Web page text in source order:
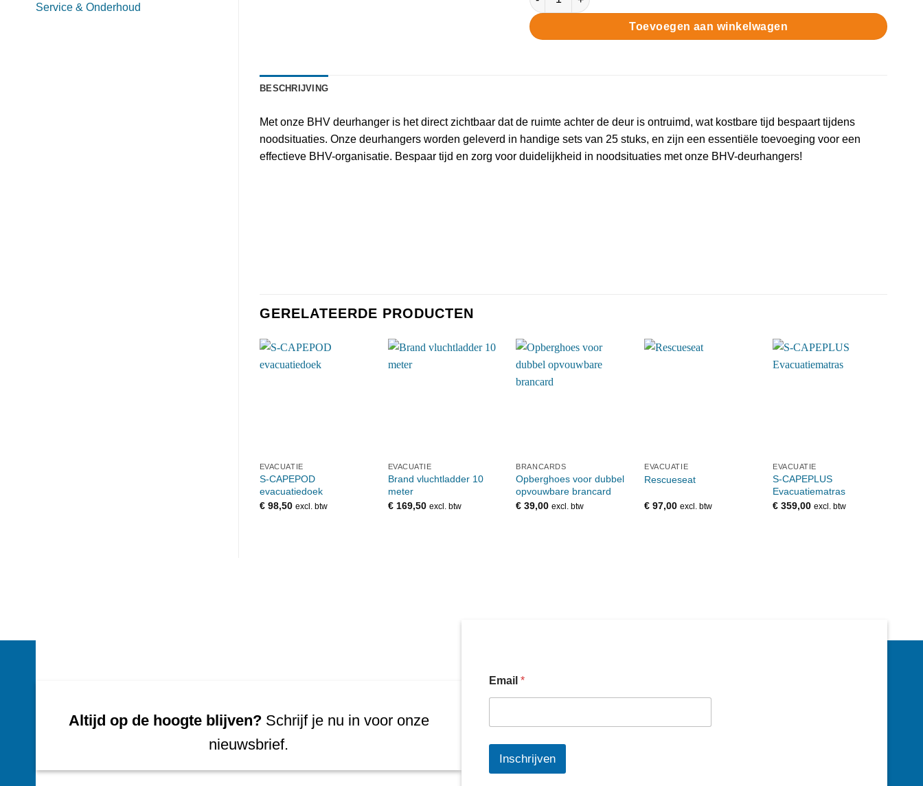
Service & Onderhoud
Toevoegen aan winkelwagen
BESCHRIJVING
Met onze BHV deurhanger is het direct zichtbaar dat de ruimte achter de deur is ontruimd, wat kostbare tijd bespaart tijdens
noodsituaties. Onze deurhangers worden geleverd in handige sets van 25 stuks, en zijn een essentiële toevoeging voor een
effectieve BHV-organisatie. Bespaar tijd en zorg voor duidelijkheid in noodsituaties met onze BHV-deurhangers!
GERELATEERDE PRODUCTEN
EVACUATIE
S-CAPEPOD
evacuatiedoek
€98,50 excl. btw
EVACUATIE
Brand vluchtladder 10
meter
€169,50 excl. btw
BRANCARDS
Opberghoes voor dubbel
opvouwbare brancard
€ 39,00 excl. btw
EVACUATIE
Rescueseat
€ 97,00 excl. btw
EVACUATIE
S-CAPEPLUS
Evacuatiematras
€359,00 excl. btw
Altijd op de hoogte blijven?Schrijf je nu in voor onze
nieuwsbrief.
Email *
Inschrijven